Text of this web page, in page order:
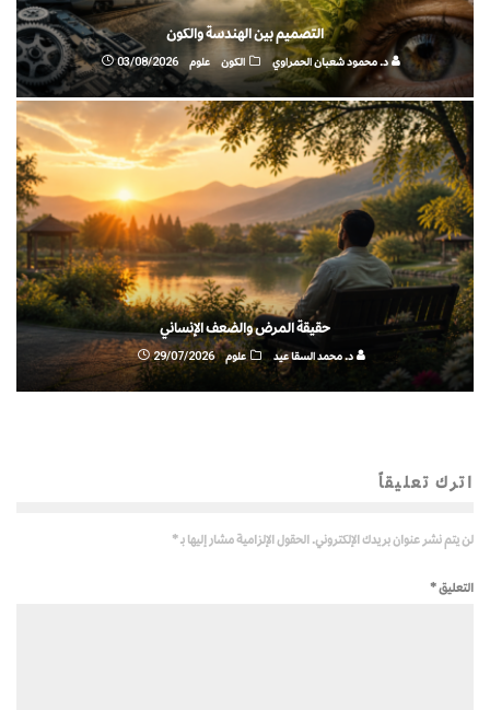
التصميم بين الهندسة والكون
د. محمود شعبان الحمراوي الكون علوم 03/08/2026
حقيقة المرض والضعف الإنساني
د. محمد السقا عيد علوم 29/07/2026
اترك تعليقاً
لن يتم نشر عنوان بريدك الإلكتروني. الحقول الإلزامية مشار إليها بـ*
التعليق*